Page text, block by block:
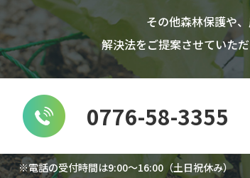
第3条（個人情報を収集・利用する目的）
当社が個人情報を収集・利用する目的は、
１ユーザーに自分の登録情報の閲覧や修正
先、支払方法などの登録情報、利用さ
する情報を表示する目的
２ユーザーにお知らせや連絡をするため
り必要に応じて連絡したりするため、氏
３ユーザーの本人確認を行うために、氏
その他森林保護や
解決法をご提案させていた
0776-58-3355
※電話の受付時間は9:00～16:00（土日祝休み）